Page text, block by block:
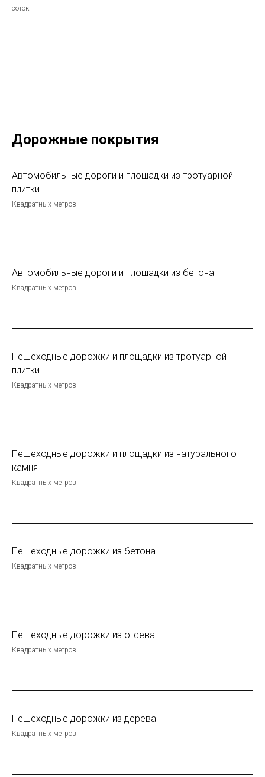
соток
Дорожные покрытия
Автомобильные дороги и площадки из тротуарной
плитки
Квадратных метров
Автомобильные дороги и площадки из бетона
Квадратных метров
Пешеходные дорожки и площадки из тротуарной
плитки
Квадратных метров
Пешеходные дорожки и площадки из натурального
камня
Квадратных метров
Пешеходные дорожки из бетона
Квадратных метров
Пешеходные дорожки из отсева
Квадратных метров
Пешеходные дорожки из дерева
Квадратных метров